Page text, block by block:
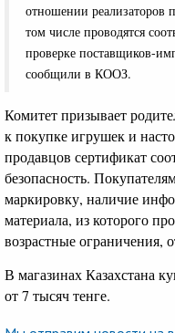
отношении реализаторов
том числе проводятся
проверке поставщиков-
сообщили в КООЗ.
Комитет призывает
к покупке игрушек и
продавцов сертификат
безопасность.
маркировку, наличие
материала, из которого
возрастные ограничения,
В магазинах Казахстана
от 7 тысяч тенге.